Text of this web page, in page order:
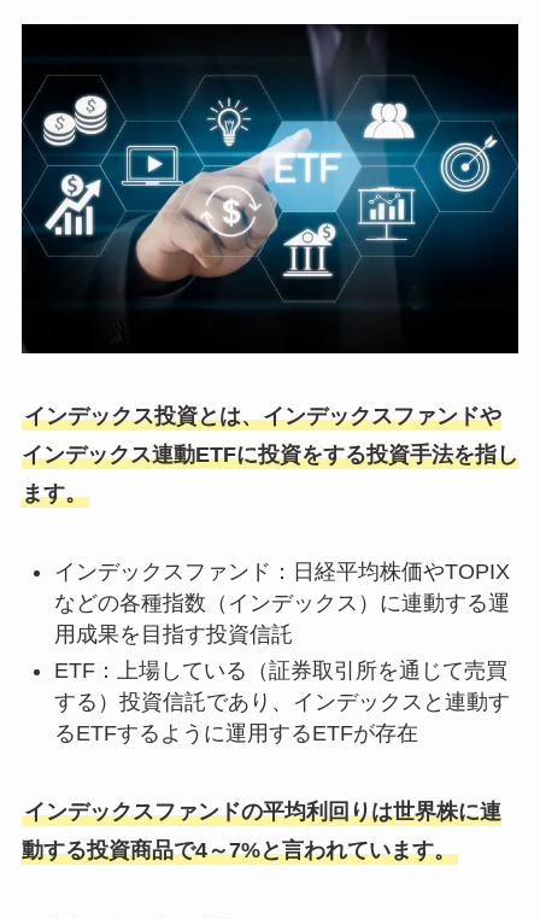
インデックス投資とは、インデックスファンドや
インデックス連動ETFに投資をする投資手法を指し
ます。
インデックスファンド：日経平均株価やTOPIX
などの各種指数（インデックス）に連動する運
用成果を目指す投資信託
ETF：上場している（証券取引所を通じて売買
する）投資信託であり、インデックスと連動す
るETFするように運用するETFが存在
インデックスファンドの平均利回りは世界株に連
動する投資商品で4～7%と言われています。